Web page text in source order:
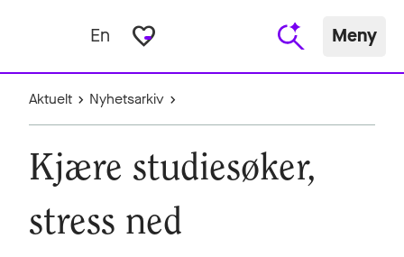
En favorite_border Meny
Aktuelt Nyhetsarkiv
Kjære studiesøker,
stress ned